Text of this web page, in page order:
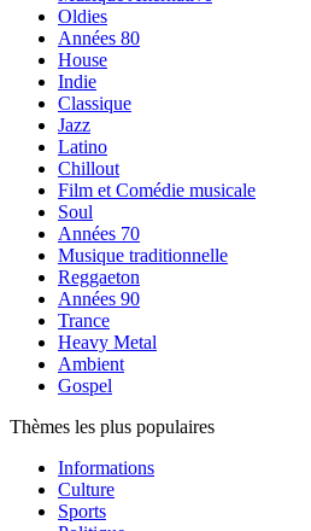
Oldies
Années 80
House
Indie
Classique
Jazz
Latino
Chillout
Film et Comédie musicale
Soul
Années 70
Musique traditionnelle
Reggaeton
Années 90
Trance
Heavy Metal
Ambient
Gospel
Thèmes les plus populaires
Informations
Culture
Sports